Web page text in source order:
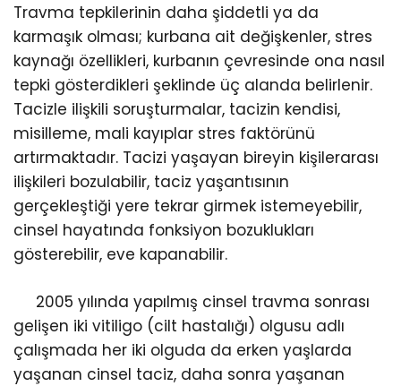
Travma tepkilerinin daha şiddetli ya da
karmaşık olması; kurbana ait değişkenler, stres
kaynağı özellikleri, kurbanın çevresinde ona nasıl
tepki gösterdikleri şeklinde üç alanda belirlenir.
Tacizle ilişkili soruşturmalar, tacizin kendisi,
misilleme, mali kayıplar stres faktörünü
artırmaktadır. Tacizi yaşayan bireyin kişilerarası
ilişkileri bozulabilir, taciz yaşantısının
gerçekleştiği yere tekrar girmek istemeyebilir,
cinsel hayatında fonksiyon bozuklukları
gösterebilir, eve kapanabilir.
2005 yılında yapılmış cinsel travma sonrası
gelişen iki vitiligo (cilt hastalığı) olgusu adlı
çalışmada her iki olguda da erken yaşlarda
yaşanan cinsel taciz, daha sonra yaşanan